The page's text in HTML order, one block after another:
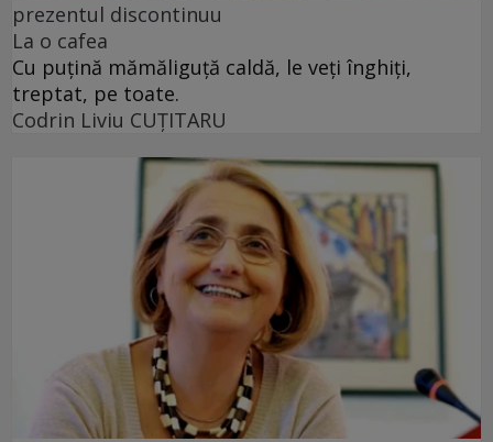
prezentul discontinuu
La o cafea
Cu puţină mămăliguţă caldă, le veţi înghiţi,
treptat, pe toate.
Codrin Liviu CUŢITARU